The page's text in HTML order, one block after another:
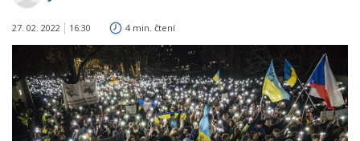
27. 02. 2022 16:30 4 min. čtení